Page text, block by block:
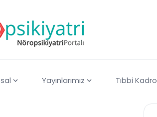
Yayınlarımız Tıbbi Kadro